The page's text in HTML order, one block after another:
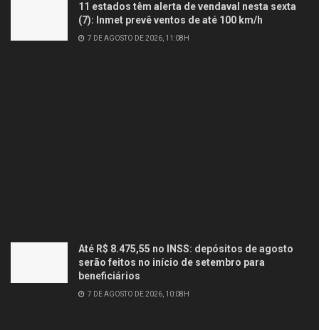
11 estados têm alerta de vendaval nesta sexta
(7): Inmet prevê ventos de até 100 km/h
7 DE AGOSTO DE 2026, 11:08H
Até R$ 8.475,55 no INSS: depósitos de agosto
serão feitos no início de setembro para
beneficiários
7 DE AGOSTO DE 2026, 10:08H